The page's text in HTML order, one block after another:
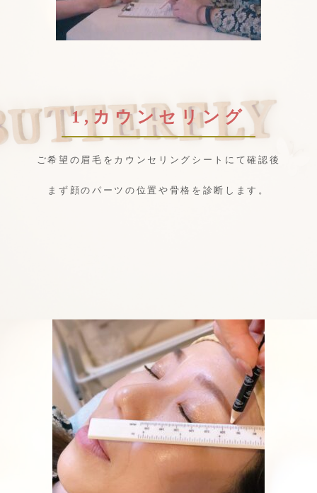
1,カウンセリング
ご希望の眉毛をカウンセリングシートにて確認後
まず顔のパーツの位置や骨格を診断します。